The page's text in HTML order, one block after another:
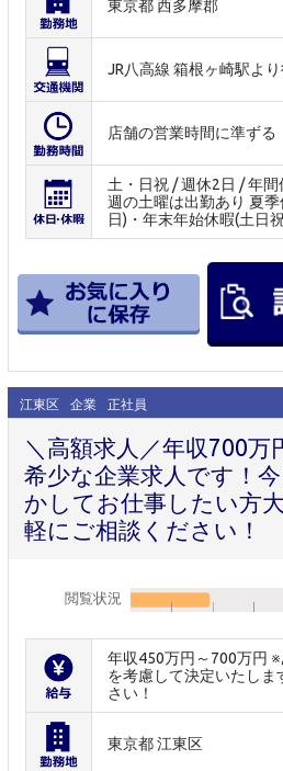
東京都 西多摩郡
JR八高線 箱根ヶ崎駅よ
店舗の営業時間に準ずる
土・日祝 / 週休2日 / 年
週の土曜は出勤あり 夏
日)・年末年始休暇(土日
江東区 企業 正社員
＼高額求人／年収700万
希少な企業求人です！
かしてお仕事したい方
軽にご相談ください！
閲覧状況
年収450万円～700万円
を考慮して決定いたし
さい！
東京都 江東区